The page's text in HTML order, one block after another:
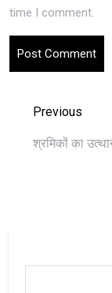
time I comment.
Previous
श्रमिकों का